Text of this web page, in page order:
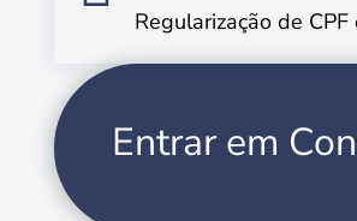
Regularização de CPF
Entrar em